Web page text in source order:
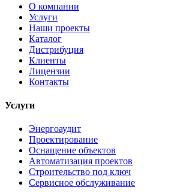
О компании
Услуги
Наши проекты
Каталог
Дистрибуция
Клиенты
Лицензии
Контакты
Услуги
Энергоаудит
Проектирование
Оснащение объектов
Автоматизация проектов
Строительство под ключ
Сервисное обслуживание